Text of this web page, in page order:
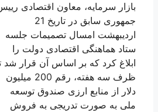
بازار سرمایه، معاون اقتصادی رییس
جمهوری سابق در تاریخ 21
اردیبهشت امسال تصمیمات جلسه
ستاد هماهنگی اقتصادی دولت را
ابلاغ کرد که بر اساس آن قرار شد تا
ظرف سه هفته، رقم 200 میلیون
دلار از منابع ارزی صندوق توسعه
ملی به صورت تدریجی به فروش